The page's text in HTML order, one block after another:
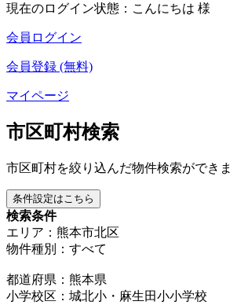
現在のログイン状態：こんにちは 様
会員ログイン
会員登録 (無料)
マイページ
市区町村検索
市区町村を絞り込んだ物件検索ができま
条件設定はこちら
検索条件
エリア：熊本市北区
物件種別：すべて
都道府県：熊本県
小学校区：城北小・麻生田小小学校